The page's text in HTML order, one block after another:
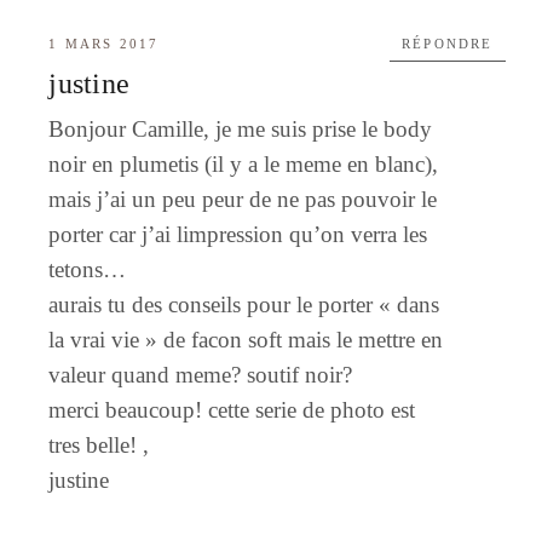
1 MARS 2017
justine
Bonjour Camille, je me suis prise le body
noir en plumetis (il y a le meme en blanc),
mais j’ai un peu peur de ne pas pouvoir le
porter car j’ai limpression qu’on verra les
tetons…
aurais tu des conseils pour le porter « dans
la vrai vie » de facon soft mais le mettre en
valeur quand meme? soutif noir?
merci beaucoup! cette serie de photo est
tres belle! ,
justine
RÉPONDRE